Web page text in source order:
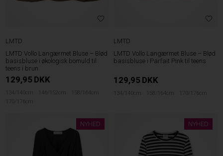
LMTD
LMTD Vollo Langærmet Bluse – Blød
basisbluse i økologisk bomuld til
teens i brun
129,95 DKK
134/140cm 146/152cm
158/164cm
170/176cm
LMTD
LMTD Vollo Langærmet Bluse – Blød
basisbluse i Parfait Pink til teens
129,95 DKK
134/140cm 158/164cm 170/176cm
NYHED NYHED